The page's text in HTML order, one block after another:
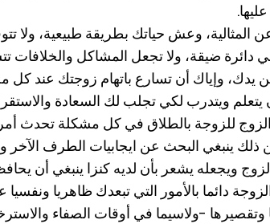
عن المثالية، وعش حياتك بطريقة طبيعية، ولا
في دائرة ضيقة، ولا تجعل المشاكل
يدك، وإياك أن تسارع باتهام زوجتك عند كل
ويتدرب لكي تجلب لك السعادة
الزوج للزوجة بالطلاق في كل مشكلة تحدث
ذلك ينبغي البحث عن ايجابيات الطرف الآخر
ويجعله يشعر بأن لديه كنزا ينبغي أن
دائما بالأمور التي تبعدك ظاهريا
وتقصيرها -ولاسيما في أوقات الصفاء